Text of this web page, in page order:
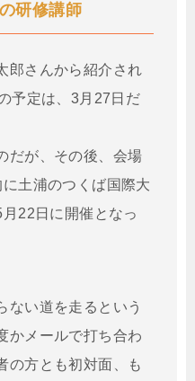
研修講師
郎さんから紹介され
予定は、3月27日だ
だが、その後、会場
土浦のつくば国際大
22日に開催となっ
ない道を走るという
かメールで打ち合わ
の方とも初対面、も